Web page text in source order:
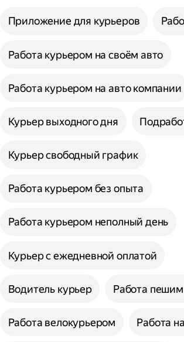
Приложение для курьеров
Работа курьером на своём авто
Работа курьером на авто компании
Курьер выходного дня
Курьер свободный график
Работа курьером без опыта
Работа курьером неполный день
Курьер с ежедневной оплатой
Водитель курьер Работа
Работа велокурьером Работа